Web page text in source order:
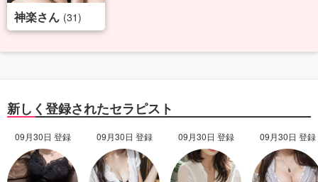
神楽さん (31)
新しく登録されたセラピスト
09月30日 登録 09月30日 登録 09月30日 登録 09月30日 登録